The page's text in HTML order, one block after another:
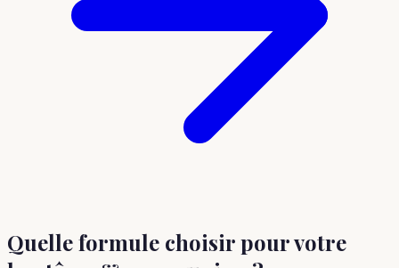
Quelle formule choisirpour votre